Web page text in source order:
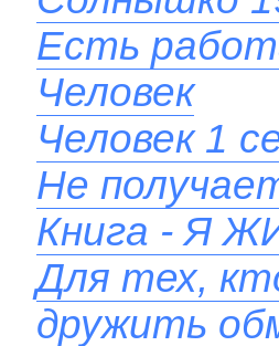
Есть
Человек
Человек 1
Не
Книга - Я
Для тех,
дружить